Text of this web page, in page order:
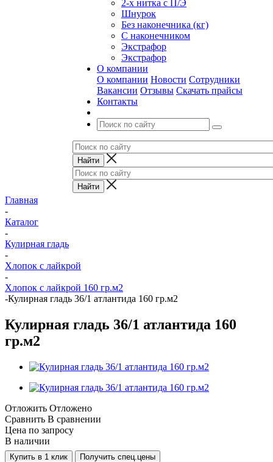
2-х нитка с П/Э
Шнурок
Без наконечника (кг)
С наконечником
Экстрафор
Экстрафор
О компании
О компании Новости Сотрудники
Вакансии Отзывы Скачать прайсы
Контакты
Главная
-
Каталог
-
Кулирная гладь
-
Хлопок с лайкрой
-
Хлопок с лайкрой 160 гр.м2
-Кулирная гладь 36/1 атлантида 160 гр.м2
Кулирная гладь 36/1 атлантида 160
гр.м2
Отложить Отложено
Сравнить В сравнении
Цена по запросу
В наличии
Купить в 1 клик Получить спец.цены